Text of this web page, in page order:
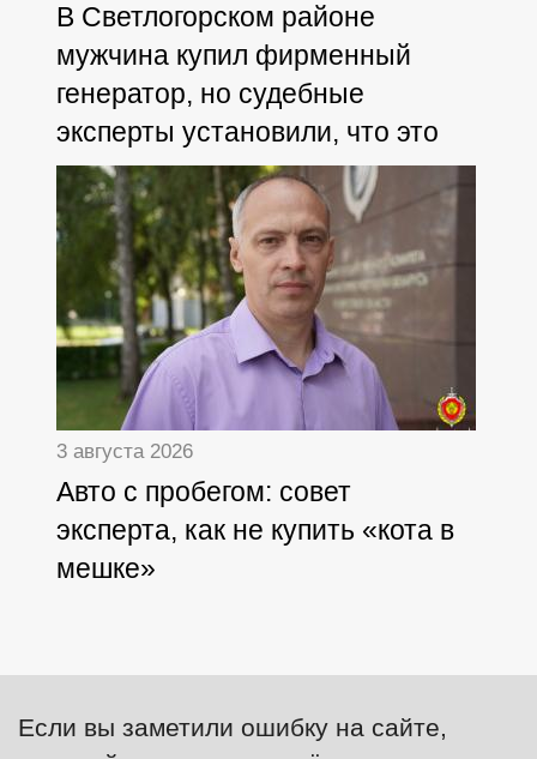
В Светлогорском районе
мужчина купил фирменный
генератор, но судебные
эксперты установили, что это
дешёвая копия
3 августа 2026
Авто с пробегом: совет
эксперта, как не купить «кота в
мешке»
Если вы заметили ошибку на сайте,